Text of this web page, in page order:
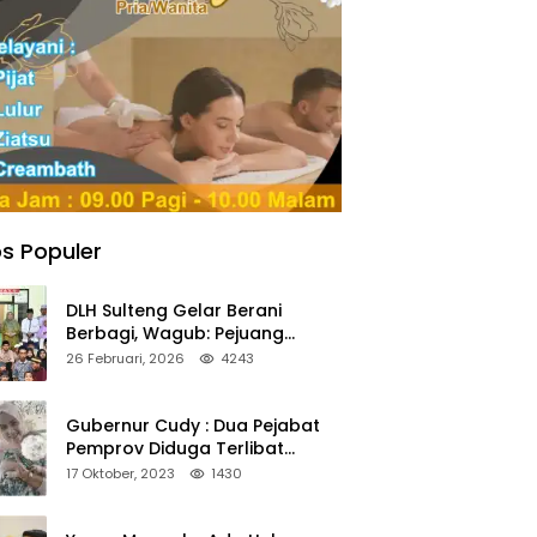
Populer
DLH Sulteng Gelar Berani
Berbagi, Wagub: Pejuang
Lingkungan Harus Jadi Teladan
26 Februari, 2026 4243
Gubernur Cudy : Dua Pejabat
Pemprov Diduga Terlibat
Asmara Terlarang Sudah di
17 Oktober, 2023 1430